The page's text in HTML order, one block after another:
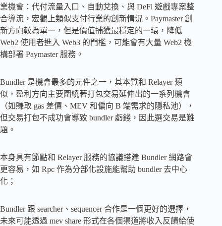
業機會：代付流量入口、自動兌換、與 DeFi 遊戲專案整
合導流，宏觀上類似支付行業的創新情況。Paymaster 創
新方向較為單一，但是價值捕獲最穩定的一環，降低
Web2 使用者進入 Web3 的門檻，可能會有大量 Web2 機
構部署 Paymaster 服務。
Bundler 是機會最多的元件之一，其本質和 Relayer 類
似，盈利方向主要圍繞著打包交易延伸出的一系列機會
（如賺取 gas 差價、MEV 和偏向 B 端需求的隱私池），
但交易打包不成功會導致 bundler 虧錢，因此選交易是難
題。
本身具有節點和 Relayer 服務的協議搭建 Bundler 網路會
更容易，如 Rpc 作為分部化設施能幫助 bundler 去中心
化；
Bundler 跟 searcher、sequencer 合作是一個更好的選擇，
未來可能透過 mev share 形式在各個渠道將收入反饋給使